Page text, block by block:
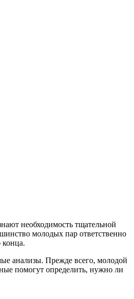
необходимость тщательной
молодых пар ответственно
конца.
анализы. Прежде всего, молодой
помогут определить, нужно ли